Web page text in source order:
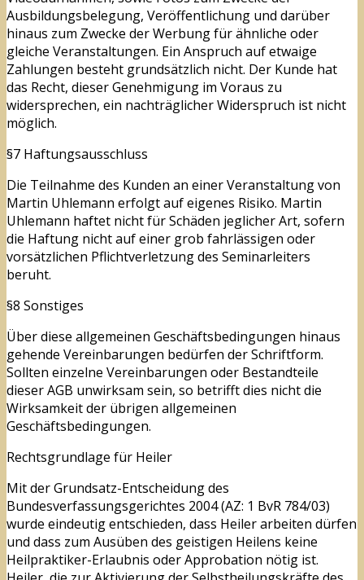
Ausbildungsbelegung, Veröffentlichung und darüber
hinaus zum Zwecke der Werbung für ähnliche oder
gleiche Veranstaltungen. Ein Anspruch auf etwaige
Zahlungen besteht grundsätzlich nicht. Der Kunde hat
das Recht, dieser Genehmigung im Voraus zu
widersprechen, ein nachträglicher Widerspruch ist nicht
möglich.
§7 Haftungsausschluss
Die Teilnahme des Kunden an einer Veranstaltung von
Martin Uhlemann erfolgt auf eigenes Risiko. Martin
Uhlemann haftet nicht für Schäden jeglicher Art, sofern
die Haftung nicht auf einer grob fahrlässigen oder
vorsätzlichen Pflichtverletzung des Seminarleiters
beruht.
§8 Sonstiges
Über diese allgemeinen Geschäftsbedingungen hinaus
gehende Vereinbarungen bedürfen der Schriftform.
Sollten einzelne Vereinbarungen oder Bestandteile
dieser AGB unwirksam sein, so betrifft dies nicht die
Wirksamkeit der übrigen allgemeinen
Geschäftsbedingungen.
Rechtsgrundlage für Heiler
Mit der Grundsatz-Entscheidung des
Bundesverfassungsgerichtes 2004 (AZ: 1 BvR 784/03)
wurde eindeutig entschieden, dass Heiler arbeiten dürfen
und dass zum Ausüben des geistigen Heilens keine
Heilpraktiker-Erlaubnis oder Approbation nötig ist.